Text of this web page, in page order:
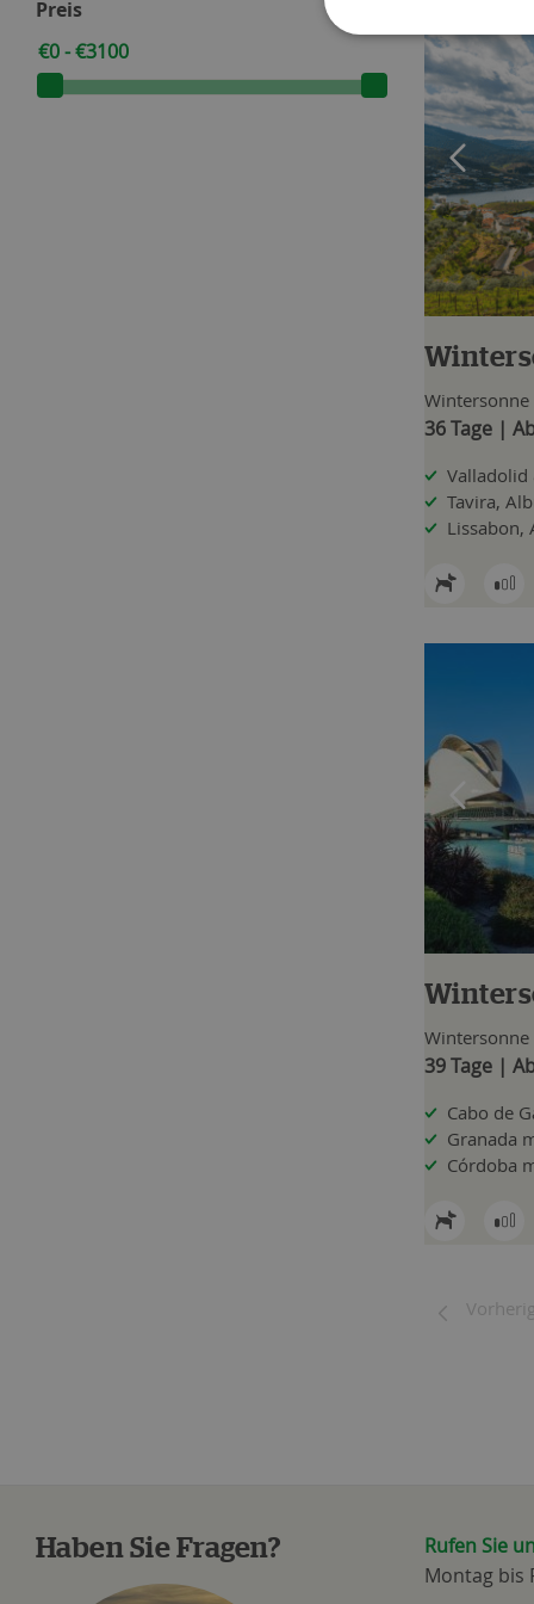
Preis
Wintersonne
36 Tage |
Valladolid
Tavira,
Lissabon,
Wintersonne
39 Tage |
Cabo de
Granada
Córdoba
Haben Sie Fragen?
Rufen Sie
Montag bis